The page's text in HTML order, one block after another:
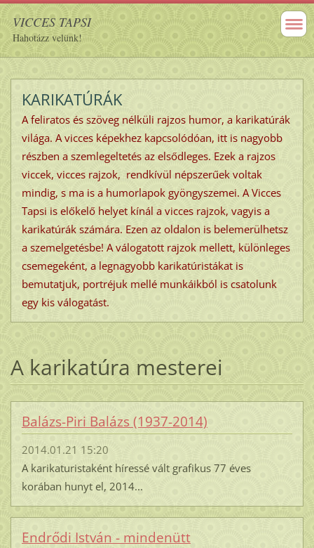
VICCES TAPSI
Hahotázz velünk!
KARIKATÚRÁK
A feliratos és szöveg nélküli rajzos humor, a karikatúrák
világa. A vicces képekhez kapcsolódóan, itt is nagyobb
részben a szemlegeltetés az elsődleges. Ezek a rajzos
viccek, vicces rajzok, rendkívül népszerűek voltak
mindig, s ma is a humorlapok gyöngyszemei. A Vicces
Tapsi is előkelő helyet kínál a vicces rajzok, vagyis a
karikatúrák számára. Ezen az oldalon is belemerülhetsz
a szemelgetésbe! A válogatott rajzok mellett, különleges
csemegeként, a legnagyobb karikatúristákat is
bemutatjuk, portréjuk mellé munkáikból is csatolunk
egy kis válogatást.
A karikatúra mesterei
Balázs-Piri Balázs (1937-2014)
2014.01.21 15:20
A karikaturistaként híressé vált grafikus 77 éves
korában hunyt el, 2014...
Endrődi István - mindenütt